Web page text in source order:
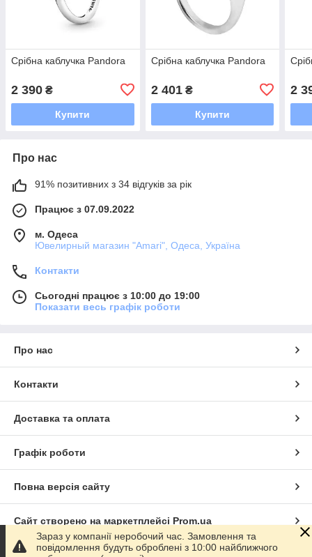
Срібна каблучка Pandora
2 390 ₴
Купити
Срібна каблучка Pandora
2 401₴
Купити
2
Про нас
91% позитивних з 34 відгуків за рік
Працює з 07.09.2022
м. Одеса
Ювелирный магазин "Amari", Одеса, Україна
Контакти
Сьогодні працює з 10:00 до 19:00
Показати весь графік роботи
Про нас
Контакти
Доставка та оплата
Графік роботи
Повна версія сайту
Сайт створено на маркетплейсі Prom.ua
Зараз у компанії неробочий час. Замовлення та
повідомлення будуть оброблені з 10:00 найближчого